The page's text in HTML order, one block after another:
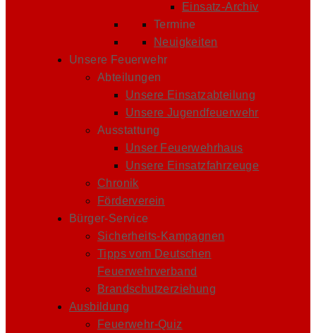
Einsatz-Archiv
Termine
Neuigkeiten
Unsere Feuerwehr
Abteilungen
Unsere Einsatzabteilung
Unsere Jugendfeuerwehr
Ausstattung
Unser Feuerwehrhaus
Unsere Einsatzfahrzeuge
Chronik
Förderverein
Bürger-Service
Sicherheits-Kampagnen
Tipps vom Deutschen
Feuerwehrverband
Brandschutzerziehung
Ausbildung
Feuerwehr-Quiz